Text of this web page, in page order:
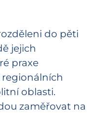
do pěti
jejich
praxe
regionálních
oblasti.
zaměřovat na